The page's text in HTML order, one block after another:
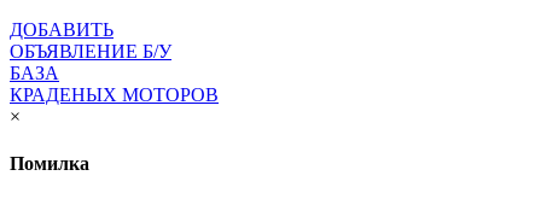
ДОБАВИТЬ
ОБЪЯВЛЕНИЕ Б/У
БАЗА
КРАДЕНЫХ МОТОРОВ
×
Помилка